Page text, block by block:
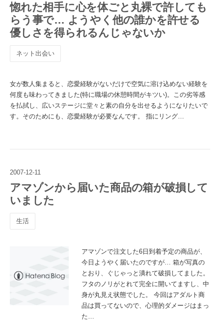
惚れた相手に心を体ごと丸裸で許しても
らう事で… ようやく他の誰かを許せる
優しさを得られるんじゃないか
ネット出会い
女が数人集まると、恋愛経験がないだけで空気に溶け込めない経験を
何度も味わってきました(特に職場の休憩時間がキツい)。この劣等感
を払拭し、広いステージに堂々と素の自分を出せるようになりたいで
す。そのためにも、恋愛経験が必要なんです。 指にリング…
2007-12-11
アマゾンから届いた商品の箱が破損して
いました
生活
アマゾンで注文した6日到着予定の商品が、
今日ようやく届いたのですが… 箱が写真の
とおり、ぐじゃっと潰れて破損してました。
フタのノリがとれて完全に開いてますし、中
身が丸見え状態でした。 今回はアダルト商
品は買ってないので、心理的ダメージはまっ
た…